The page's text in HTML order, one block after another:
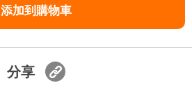
添加到購物車
分享